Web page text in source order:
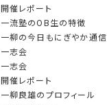
開催レポート
一流塾のOB生の特徴
一柳の今日もにぎやか通信
一志会
一志会
開催レポート
一柳良雄のプロフィール
21日
9日